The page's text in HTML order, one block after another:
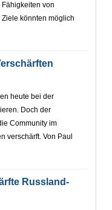
von
könnten möglich
heute bei der
Doch der
Community im
verschärft. Von Paul
Russland-